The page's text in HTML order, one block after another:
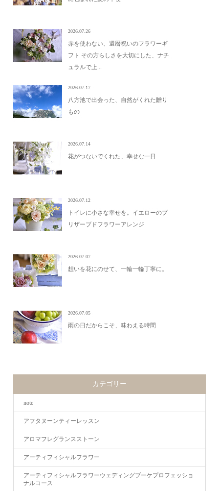
2026.07.26
赤を使わない、還暦祝いのフラワーギ
フト その方らしさを大切にした、ナチ
ュラルで上...
2026.07.17
八方池で出会った、自然がくれた贈り
もの
2026.07.14
花がつないでくれた、幸せな一日
2026.07.12
トイレに小さな幸せを。イエローのプ
リザーブドフラワーアレンジ
2026.07.07
想いを花にのせて、一輪一輪丁寧に。
2026.07.05
雨の日だからこそ、味わえる時間
カテゴリー
note
アフタヌーンティーレッスン
アロマフレグランスストーン
アーティフィシャルフラワー
アーティフィシャルフラワーウェディングブーケプロフェッショ
ナルコース